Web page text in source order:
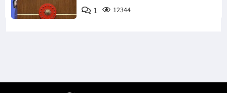
1 12344